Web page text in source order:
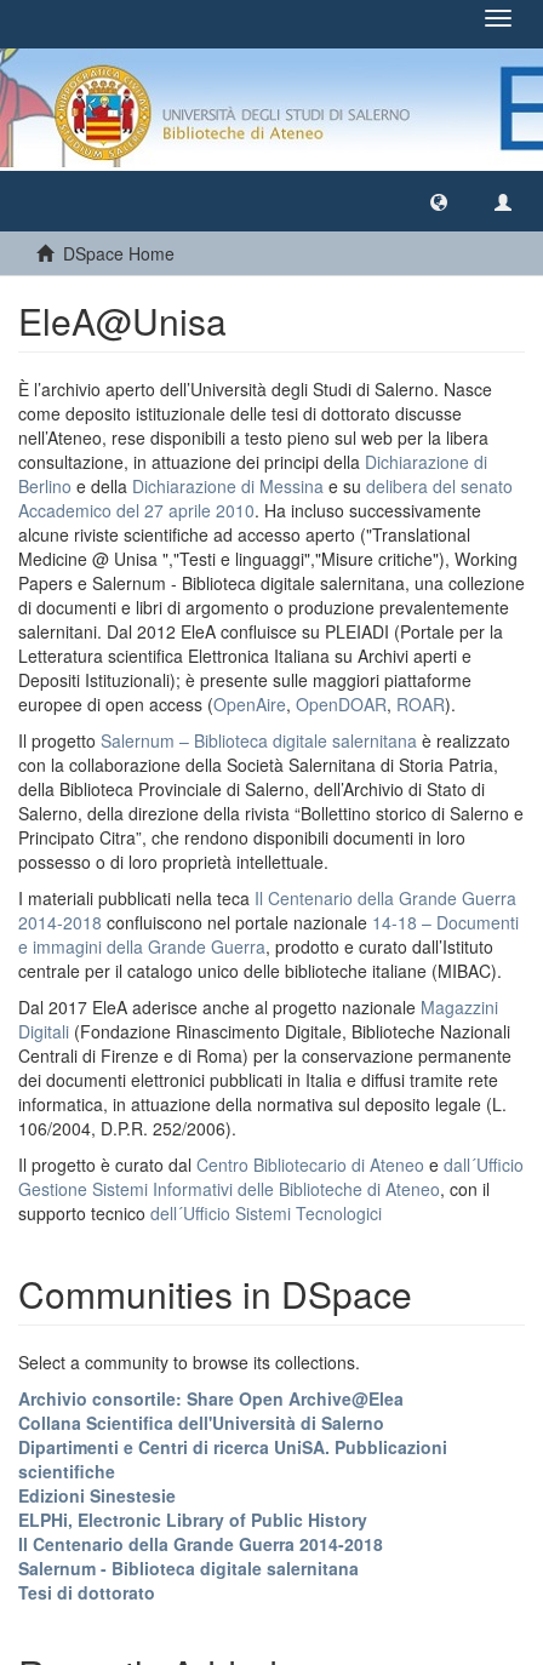
DSpace Home
EleA@Unisa
È l’archivio aperto dell’Università degli Studi di Salerno. Nasce
come deposito istituzionale delle tesi di dottorato discusse
nell’Ateneo, rese disponibili a testo pieno sul web per la libera
consultazione, in attuazione dei principi della Dichiarazione di
Berlino e della Dichiarazione di Messina e su delibera del senato
Accademico del 27 aprile 2010. Ha incluso successivamente
alcune riviste scientifiche ad accesso aperto ("Translational
Medicine @ Unisa ","Testi e linguaggi","Misure critiche"), Working
Papers e Salernum - Biblioteca digitale salernitana, una collezione
di documenti e libri di argomento o produzione prevalentemente
salernitani. Dal 2012 EleA confluisce su PLEIADI (Portale per la
Letteratura scientifica Elettronica Italiana su Archivi aperti e
Depositi Istituzionali); è presente sulle maggiori piattaforme
europee di open access (OpenAire, OpenDOAR, ROAR).
Il progetto Salernum – Biblioteca digitale salernitana è realizzato
con la collaborazione della Società Salernitana di Storia Patria,
della Biblioteca Provinciale di Salerno, dell’Archivio di Stato di
Salerno, della direzione della rivista “Bollettino storico di Salerno e
Principato Citra”, che rendono disponibili documenti in loro
possesso o di loro proprietà intellettuale.
I materiali pubblicati nella teca Il Centenario della Grande Guerra
2014-2018 confluiscono nel portale nazionale 14-18 – Documenti
e immagini della Grande Guerra, prodotto e curato dall’Istituto
centrale per il catalogo unico delle biblioteche italiane (MIBAC).
Dal 2017 EleA aderisce anche al progetto nazionale Magazzini
Digitali (Fondazione Rinascimento Digitale, Biblioteche Nazionali
Centrali di Firenze e di Roma) per la conservazione permanente
dei documenti elettronici pubblicati in Italia e diffusi tramite rete
informatica, in attuazione della normativa sul deposito legale (L.
106/2004, D.P.R. 252/2006).
Il progetto è curato dal Centro Bibliotecario di Ateneo e dall´Ufficio
Gestione Sistemi Informativi delle Biblioteche di Ateneo, con il
supporto tecnico dell´Ufficio Sistemi Tecnologici
Communities in DSpace
Select a community to browse its collections.
Archivio consortile: Share Open Archive@Elea
Collana Scientifica dell'Università di Salerno
Dipartimenti e Centri di ricerca UniSA. Pubblicazioni
scientifiche
Edizioni Sinestesie
ELPHi, Electronic Library of Public History
Il Centenario della Grande Guerra 2014-2018
Salernum - Biblioteca digitale salernitana
Tesi di dottorato